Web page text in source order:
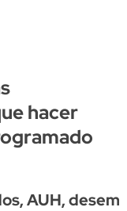
hacer
AUH,